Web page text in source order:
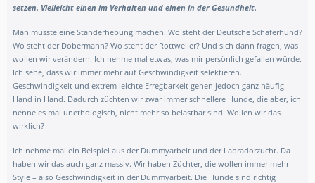
setzen. Vielleicht einen im Verhalten und einen in der Gesundheit.
Man müsste eine Standerhebung machen. Wo steht der Deutsche Schäferhund?
Wo steht der Dobermann? Wo steht der Rottweiler? Und sich dann fragen, was
wollen wir verändern. Ich nehme mal etwas, was mir persönlich gefallen würde.
Ich sehe, dass wir immer mehr auf Geschwindigkeit selektieren.
Geschwindigkeit und extrem leichte Erregbarkeit gehen jedoch ganz häufig
Hand in Hand. Dadurch züchten wir zwar immer schnellere Hunde, die aber, ich
nenne es mal unethologisch, nicht mehr so belastbar sind. Wollen wir das
wirklich?
Ich nehme mal ein Beispiel aus der Dummyarbeit und der Labradorzucht. Da
haben wir das auch ganz massiv. Wir haben Züchter, die wollen immer mehr
Style – also Geschwindigkeit in der Dummyarbeit. Die Hunde sind richtig